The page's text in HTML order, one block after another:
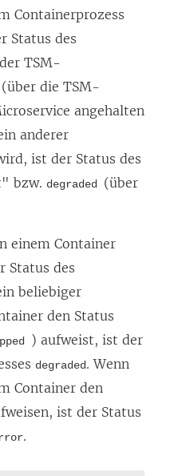
Containerprozess
Status des
TSM-
(über die TSM-
angehalten
anderer
ist der Status des
bzw. degraded (über
einem Container
Status des
beliebiger
den Status
) aufweist, ist der
degraded. Wenn
Container den
ist der Status
.